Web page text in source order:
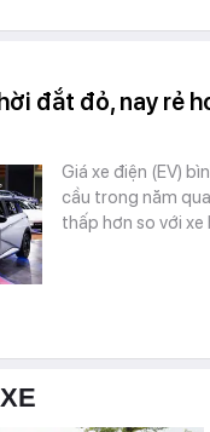
đắt đỏ, nay rẻ
Giá xe điện (EV)
cầu trong năm
thấp hơn so với xe